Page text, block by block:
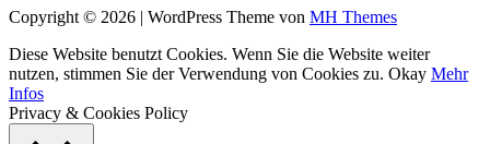
Copyright © 2026 | WordPress Theme von MH Themes
Diese Website benutzt Cookies. Wenn Sie die Website weiter
nutzen, stimmen Sie der Verwendung von Cookies zu. Okay Mehr
Infos
Privacy & Cookies Policy